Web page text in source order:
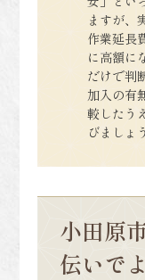
ますが、
作業延長
に高額に
だけで判
加入の有
較したう
びましょ
小田原
伝いで